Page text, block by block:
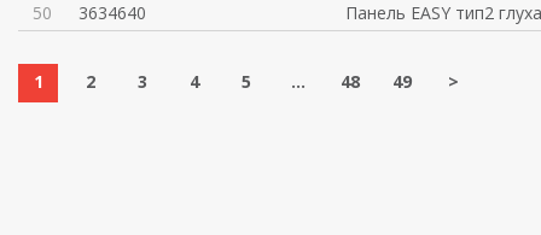
50
3634640 Панель EASY тип2
1 2 3 4 5 ... 48 49 >